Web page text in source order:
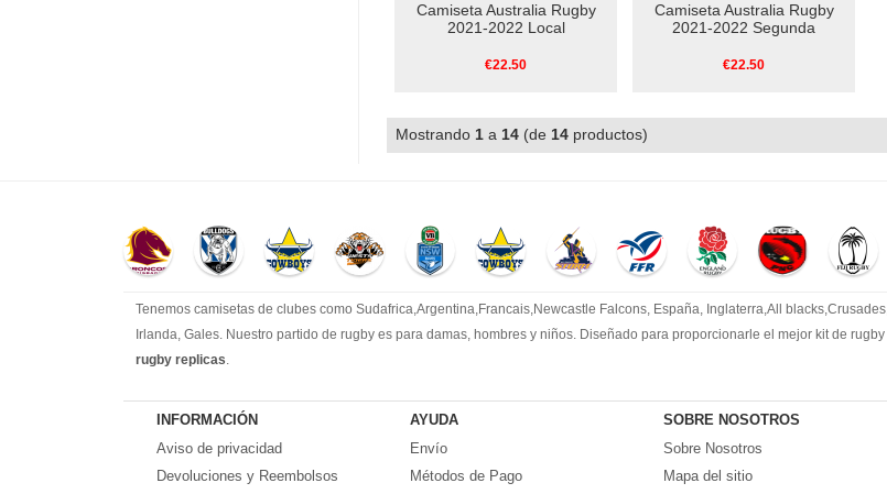
Camiseta Australia Rugby
2021-2022 Local
€22.50
Camiseta Australia Rugby
2021-2022 Segunda
€22.50
Mostrando 1 a 14 (de 14 productos)
Tenemos camisetas de clubes como Sudafrica,Argentina,Francais,Newcastle Falcons, España, Inglaterra,All
Irlanda, Gales. Nuestro partido de rugby es para damas, hombres y niños. Diseñado para proporcionarle el mejor kit de
rugby replicas.
INFORMACIÓN
Aviso de privacidad
Devoluciones y Reembolsos
AYUDA
Envío
Métodos de Pago
SOBRE NOSOTROS
Sobre Nosotros
Mapa del sitio